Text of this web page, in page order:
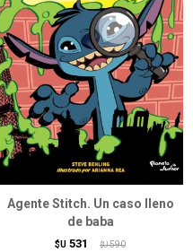
Agente Stitch. Un caso lleno
de baba
$U 531 $U 590